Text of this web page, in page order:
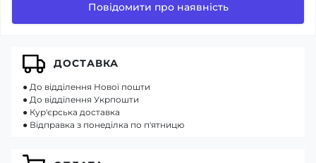
Повідомити про наявність
ДОСТАВКА
● До відділення Нової пошти
● До відділення Укрпошти
● Кур'єрська доставка
● Відправка з понеділка по п'ятницю